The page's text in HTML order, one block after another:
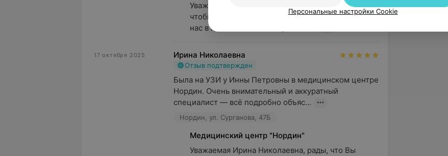
Уважаемая Юлия, спасибо за отзыв! Нам важно,
чтобы маленькие пациенты чувствовали себя у
нас в гостях спокойно и учились...
17 октября 2025 Ирина Николаевна
Отзыв подтвержден
Была на УЗИ у Инны Петровны в медицинском центре
Нордин. Очень внимательный и аккуратный
специалист — всё подробно объяс...
Нордин, ул. Сурганова, 47Б
Медицинский центр "Нордин"
Уважаемая Ирина Николаевна, рады, что Вы
Персональные настройки Cookie